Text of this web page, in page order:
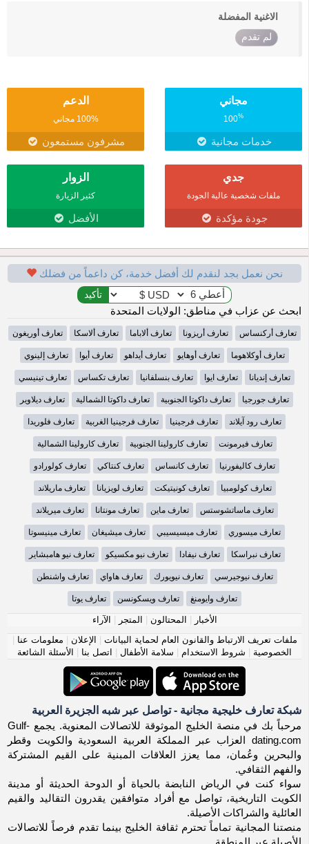
الاغنية المفضلة
لم تقدم
مجاني
100%
خدمات مجانية
الدعم
100% مجاني
مشرفون مستمعون
جدي
ملفات شخصية عالية الجودة
جودة مؤكدة
الزوار
كثير الزيارة
الأفضل
نحن نعمل بجد لنقدم لك أفضل خدمة، كن داعماً من فضلك
ابحث عن عزاب في مناطق: الولايات المتحدة
تعارف أركنساس تعارف أريزونا تعارف ألاباما تعارف ألاسكا تعارف أوريغون
تعارف أوكلاهوما تعارف أوهايو تعارف أيداهو تعارف أيوا تعارف إلينوي
تعارف إنديانا تعارف ايوا تعارف بنسلفانيا تعارف تكساس تعارف تينيسي
تعارف جورجيا تعارف داكوتا الجنوبية تعارف داكوتا الشمالية تعارف ديلاوير
تعارف رود آيلاند تعارف فرجينيا تعارف فرجينيا الغربية تعارف فلوريدا
تعارف فيرمونت تعارف كارولينا الجنوبية تعارف كارولينا الشمالية
تعارف كاليفورنيا تعارف كانساس تعارف كنتاكي تعارف كولورادو
تعارف كولومبيا تعارف كونيتيكت تعارف لويزيانا تعارف ماريلاند
تعارف ماساتشوستس تعارف ماين تعارف مونتانا تعارف ميريلاند
تعارف ميسوري تعارف ميسيسيبي تعارف ميشيغان تعارف مينيسوتا
تعارف نبراسكا تعارف نيفادا تعارف نيو مكسيكو تعارف نيو هامبشاير
تعارف نيوجيرسي تعارف نيويورك تعارف هاواي تعارف واشنطن
تعارف وايومنغ تعارف ويسكونسن تعارف يوتا
الأخبار | المحتالون | المتجر | الآراء
ملفات تعريف الارتباط والقانون العام لحماية البيانات | الإعلان | معلومات عنا |
الخصوصية | شروط الاستخدام | سلامة الأطفال | اتصل بنا | الأسئلة الشائعة
شبكة تعارف خليجية مجانية - تواصل عبر شبه الجزيرة العربية
مرحباً بك في منصة الخليج الموثوقة للاتصالات المعنوية. يجمع Gulf-
dating.com العزاب عبر المملكة العربية السعودية والكويت وقطر
والبحرين وعُمان، مما يعزز العلاقات المبنية على القيم المشتركة
والفهم الثقافي.
سواء كنت في الرياض النابضة بالحياة أو الدوحة الحديثة أو مدينة
الكويت التاريخية، تواصل مع أفراد متوافقين يقدرون التقاليد والقيم
العائلية والشراكات الأصيلة.
منصتنا المجانية تماماً تحترم ثقافة الخليج بينما تقدم فرصاً للاتصالات
الأصيلة عبر المنطقة.